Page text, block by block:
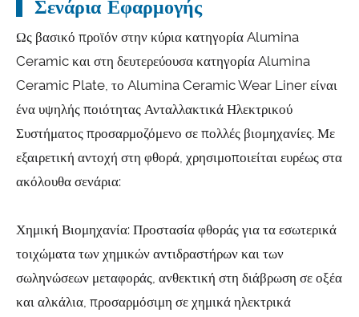
Σενάρια Εφαρμογής
Ως βασικό προϊόν στην κύρια κατηγορία Alumina
Ceramic και στη δευτερεύουσα κατηγορία Alumina
Ceramic Plate, το Alumina Ceramic Wear Liner είναι
ένα υψηλής ποιότητας Ανταλλακτικά Ηλεκτρικού
Συστήματος προσαρμοζόμενο σε πολλές βιομηχανίες. Με
εξαιρετική αντοχή στη φθορά, χρησιμοποιείται ευρέως στα
ακόλουθα σενάρια:
Χημική Βιομηχανία: Προστασία φθοράς για τα εσωτερικά
τοιχώματα των χημικών αντιδραστήρων και των
σωληνώσεων μεταφοράς, ανθεκτική στη διάβρωση σε οξέα
και αλκάλια, προσαρμόσιμη σε χημικά ηλεκτρικά